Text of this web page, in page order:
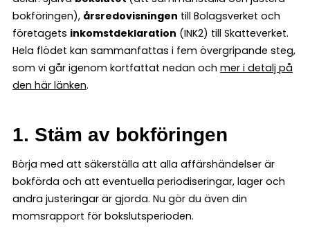
bokföringen), årsredovisningen till Bolagsverket och
företagets inkomstdeklaration (INK2) till Skatteverket.
Hela flödet kan sammanfattas i fem övergripande steg,
som vi går igenom kortfattat nedan och mer i detalj på
den här länken.
1. Stäm av bokföringen
Börja med att säkerställa att alla affärshändelser är
bokförda och att eventuella periodiseringar, lager och
andra justeringar är gjorda. Nu gör du även din
momsrapport för bokslutsperioden.